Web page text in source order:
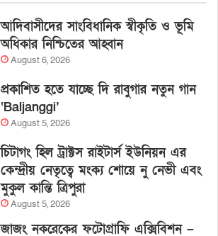
আদিবাসীদের সাংবিধানিক স্বীকৃতি ও ভূমি
অধিকার নিশ্চিতের আহ্বান
August 6, 2026
প্রকাশিত হতে যাচ্ছে দি রাবুগার নতুন গান
‘Baljanggi’
August 5, 2026
চিটাগং হিল ট্রাক্টস রাইটার্স ইউনিয়ন এর
কেন্দ্রীয় নেতৃত্বে মংক্য শোয়ে নু নেভী এবং
মুকুল কান্তি ত্রিপুরা
August 5, 2026
জাজং নকরেকের ফটোগ্রাফি এক্সিবিশন –